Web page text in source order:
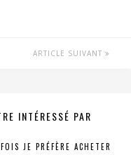
ARTICLE SUIVANT
INTÉRESSÉ PAR
JE PRÉFÈRE ACHETER